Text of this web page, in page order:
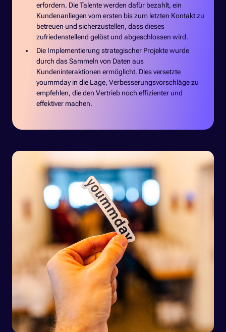
erfordern. Die Talente werden dafür bezahlt, ein
Kundenanliegen vom ersten bis zum letzten Kontakt zu
betreuen und sicherzustellen, dass dieses
zufriedenstellend gelöst und abgeschlossen wird.
Die Implementierung strategischer Projekte wurde
durch das Sammeln von Daten aus
Kundeninteraktionen ermöglicht. Dies versetzte
yoummday in die Lage, Verbesserungsvorschläge zu
empfehlen, die den Vertrieb noch effizienter und
effektiver machen.